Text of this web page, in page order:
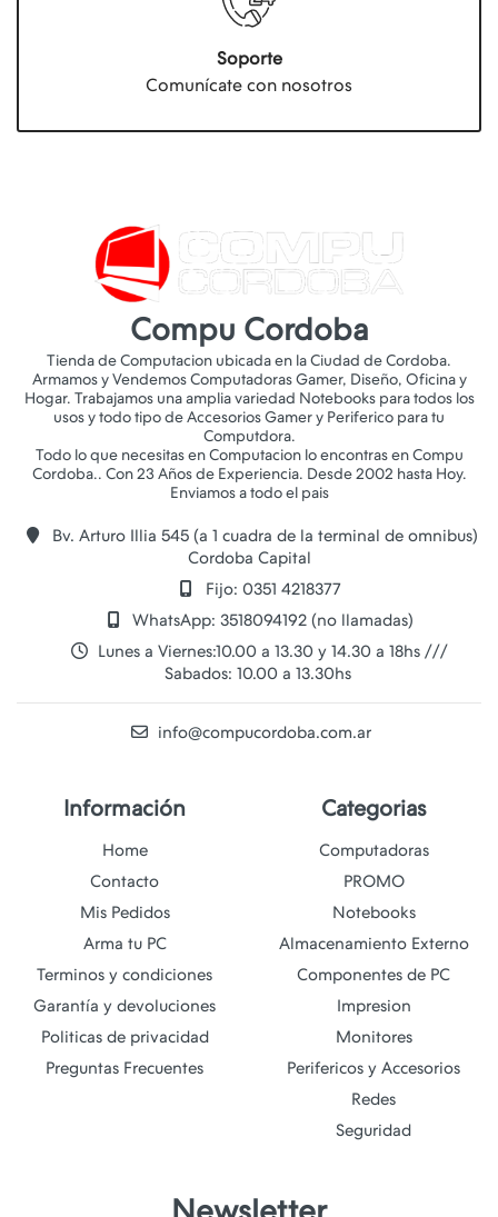
Soporte
Comunícate con nosotros
Compu Cordoba
Tienda de Computacion ubicada en la Ciudad de Cordoba.
Armamos y Vendemos Computadoras Gamer, Diseño, Oficina y
Hogar. Trabajamos una amplia variedad Notebooks para todos los
usos y todo tipo de Accesorios Gamer y Periferico para tu
Computdora.
Todo lo que necesitas en Computacion lo encontras en Compu
Cordoba.. Con 23 Años de Experiencia. Desde 2002 hasta Hoy.
Enviamos a todo el pais
Bv. Arturo Illia 545 (a 1 cuadra de la terminal de omnibus)
Cordoba Capital
Fijo: 0351 4218377
WhatsApp: 3518094192 (no llamadas)
Lunes a Viernes:10.00 a 13.30 y 14.30 a 18hs ///
Sabados: 10.00 a 13.30hs
info@compucordoba.com.ar
Información
Home
Contacto
Mis Pedidos
Arma tu PC
Terminos y condiciones
Garantía y devoluciones
Politicas de privacidad
Preguntas Frecuentes
Categorias
Computadoras
PROMO
Notebooks
Almacenamiento Externo
Componentes de PC
Impresion
Monitores
Perifericos y Accesorios
Redes
Seguridad